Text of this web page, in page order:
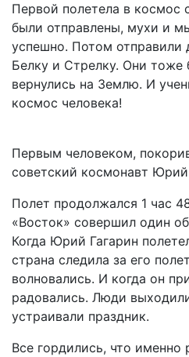
Первой полетела в космос
были отправлены, мухи и
успешно. Потом отправили
Белку и Стрелку. Они тоже
вернулись на Землю. И
космос человека!
Первым человеком,
советский космонавт Юрий
Полет продолжался 1 час
«Восток» совершил один
Когда Юрий Гагарин
страна следила за его
волновались. И когда он
радовались. Люди
устраивали праздник.
Все гордились, что именно